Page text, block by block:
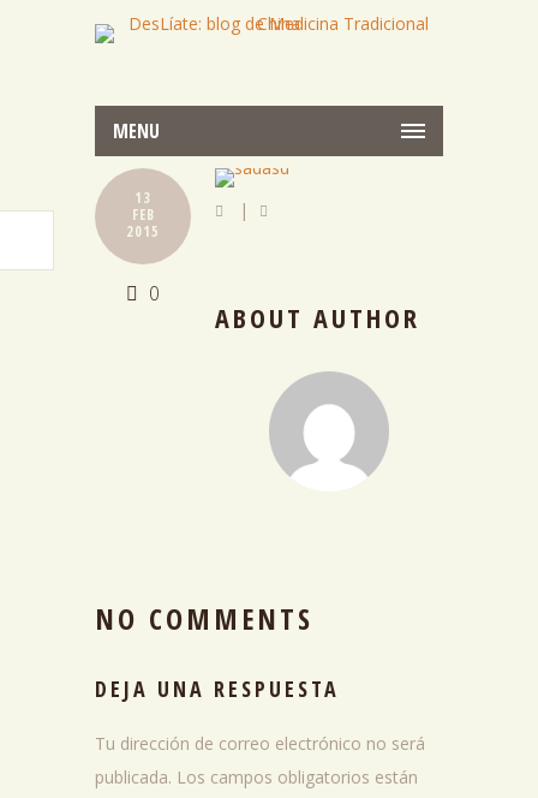
MENU
13
FEB
2015
0
|
ABOUT AUTHOR
NO COMMENTS
DEJA UNA RESPUESTA
Tu dirección de correo electrónico no será
publicada. Los campos obligatorios están